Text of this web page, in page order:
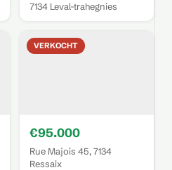
7134 Leval-trahegnies
VERKOCHT
€95.000
Rue Majois 45, 7134
Ressaix